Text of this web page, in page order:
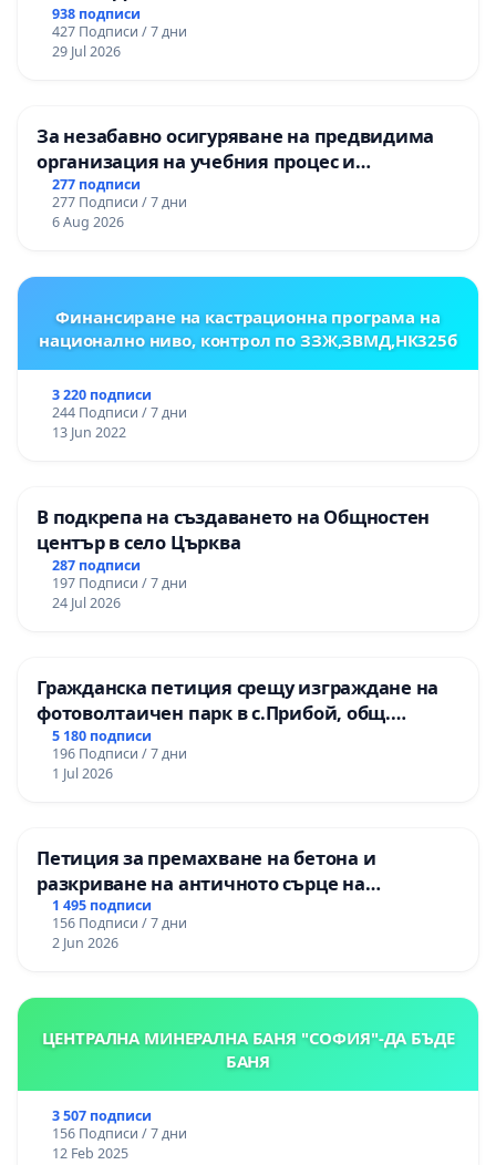
НА ТЕРИТОРИЯТА НА ПРИРОДНА
ЗАБЕЛЕЖИТЕЛНОСТ „ХЪЛМ НА
ОСВОБОДИТЕЛИТЕ“ (БУНАРДЖИК)
938 подписи
427 Подписи / 7 дни
29 Jul 2026
За незабавно осигуряване на предвидима
организация на учебния процес и
гарантиране на правото на равнопоставено
и качествено образование на учениците от
ОУ „Княз Александър I“ и Хуманитарна
277 подписи
277 Подписи / 7 дни
6 Aug 2026
Финансиране на кастрационна програма на
национално ниво, контрол по ЗЗЖ,ЗВМД,НК325б
3 220 подписи
244 Подписи / 7 дни
13 Jun 2022
В подкрепа на създаването на Общностен
център в село Църква
287 подписи
197 Подписи / 7 дни
24 Jul 2026
Гражданска петиция срещу изграждане на
фотоволтаичен парк в с.Прибой, общ.
Радомир
5 180 подписи
196 Подписи / 7 дни
1 Jul 2026
Петиция за премахване на бетона и
разкриване на античното сърце на
Могиланската могила във Враца
1 495 подписи
156 Подписи / 7 дни
2 Jun 2026
ЦЕНТРАЛНА МИНЕРАЛНА БАНЯ "СОФИЯ"-ДА БЪДЕ
БАНЯ
3 507 подписи
156 Подписи / 7 дни
12 Feb 2025